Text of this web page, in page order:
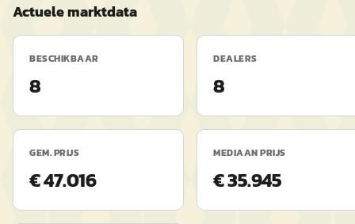
Actuele marktdata
BESCHIKBAAR
8
DEALERS
8
GEM. PRIJS
€ 47.016
MEDIAAN PRIJS
€ 35.945